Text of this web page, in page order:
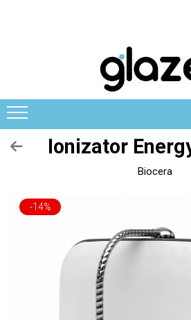
Ionizator
Biocera
-14%